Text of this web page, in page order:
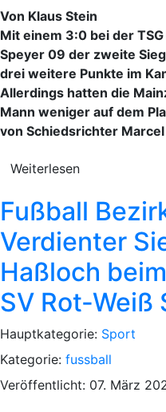
Von Klaus Stein
Mit einem 3:0 bei der
Speyer 09 der zweite
drei weitere Punkte im
Allerdings hatten die
Mann weniger auf dem
von Schiedsrichter
Weiterlesen
Fußball
Verdienter
Haßloch
SV Rot-Weiß
Hauptkategorie: Sport
Kategorie: fussball
Veröffentlicht: 07. März